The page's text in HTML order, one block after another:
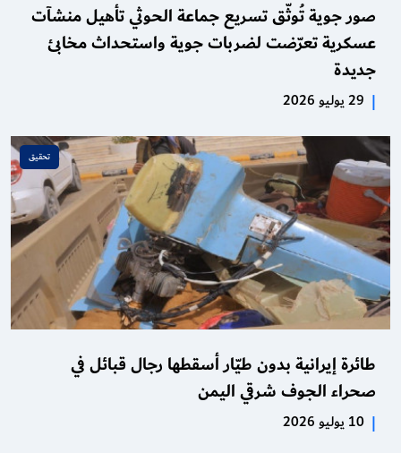
صور جوية تُوثّق تسريع جماعة الحوثي تأهيل منشآت
عسكرية تعرّضت لضربات جوية واستحداث مخابئ
جديدة
| 29 يوليو 2026
تحقـيق
طائرة إيرانية بدون طيّار أسقطها رجال قبائل في
صحراء الجوف شرقي اليمن
| 10 يوليو 2026